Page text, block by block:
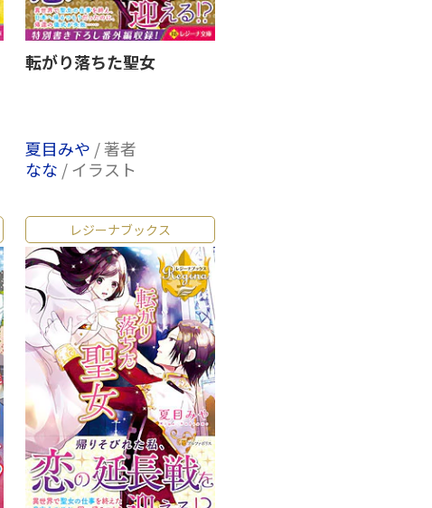
転がり落ちた聖女
夏目みや / 著者
なな / イラスト
レジーナブックス